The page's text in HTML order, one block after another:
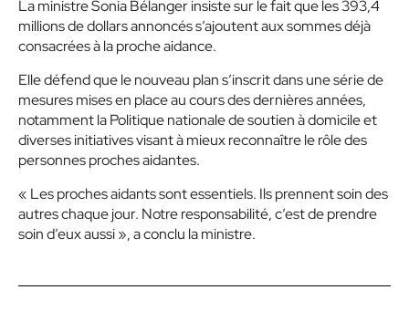
La ministre Sonia Bélanger insiste sur le fait que les 393,4
millions de dollars annoncés s’ajoutent aux sommes déjà
consacrées à la proche aidance.
Elle défend que le nouveau plan s’inscrit dans une série de
mesures mises en place au cours des dernières années,
notamment la Politique nationale de soutien à domicile et
diverses initiatives visant à mieux reconnaître le rôle des
personnes proches aidantes.
« Les proches aidants sont essentiels. Ils prennent soin des
autres chaque jour. Notre responsabilité, c’est de prendre
soin d’eux aussi », a conclu la ministre.